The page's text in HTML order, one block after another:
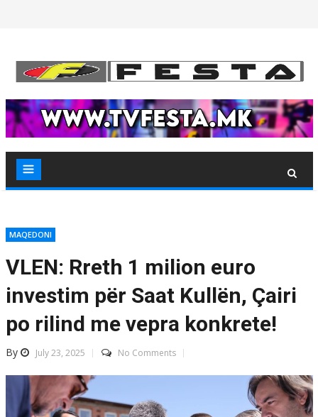
MAQEDONI
VLEN: Rreth 1 milion euro
investim për Saat Kullën, Çairi
po rilind me vepra konkrete!
By July 23, 2025 No Comments